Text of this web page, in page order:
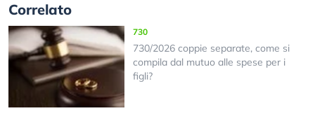
Correlato
730
730/2026 coppie separate, come si
compila dal mutuo alle spese per i
figli?